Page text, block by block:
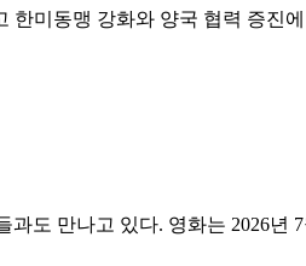
미동맹 강화와 양국 협력 증진
도 만나고 있다. 영화는 2026년